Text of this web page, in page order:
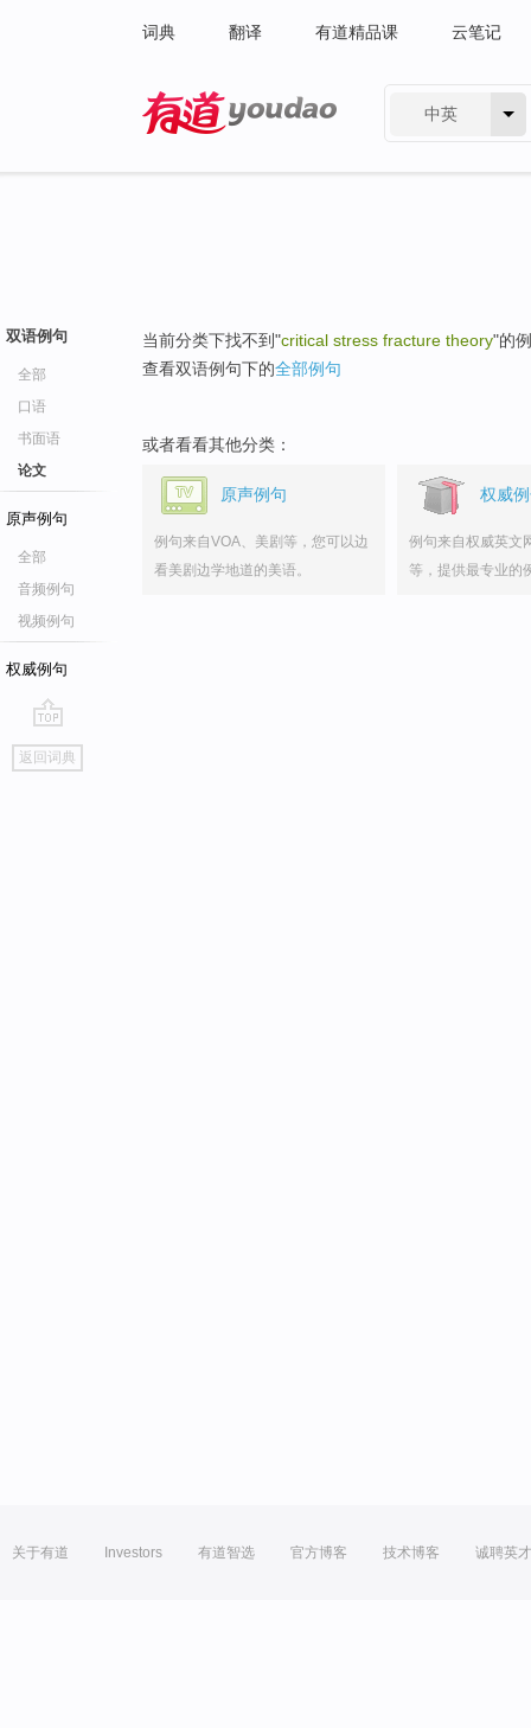
词典 翻译 有道精品课 云笔记
中英
双语例句
全部
口语
书面语
论文
原声例句
全部
音频例句
视频例句
权威例句
go
top
返回词典
当前分类下找不到"critical stress fracture theory"的
查看双语例句下的全部例句
或者看看其他分类：
原声例句
例句来自VOA、美剧等，您可以边
看美剧边学地道的美语。
权威
例句来自权威英文
等，提供最专业的
关于有道 Investors 有道智选 官方博客 技术博客 诚聘英才